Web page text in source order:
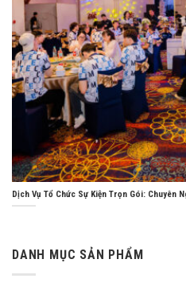
Dịch Vụ Tổ Chức Sự Kiện Trọn Gói: Chuyên
DANH MỤC SẢN PHẨM